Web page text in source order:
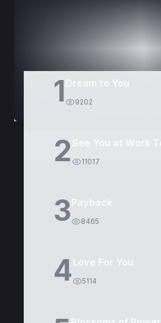
1 9202
2 11017
3Payback
8465
4Love For You
5114